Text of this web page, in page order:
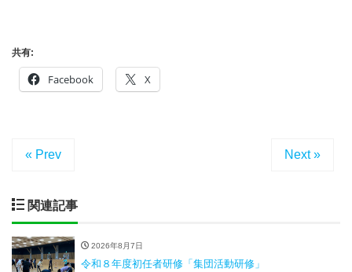
共有:
Facebook X
« Prev Next »
関連記事
2026年8月7日
令和８年度初任者研修「集団活動研修」